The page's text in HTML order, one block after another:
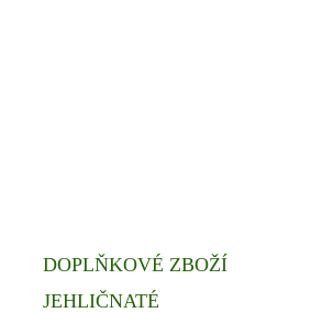
DOPLŇKOVÉ ZBOŽÍ
JEHLIČNATÉ